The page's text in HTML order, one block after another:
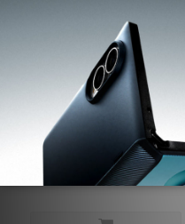
iPhone 12 mini Rugged
Armor-軍規防摔保護殼
NT$198
NT$690